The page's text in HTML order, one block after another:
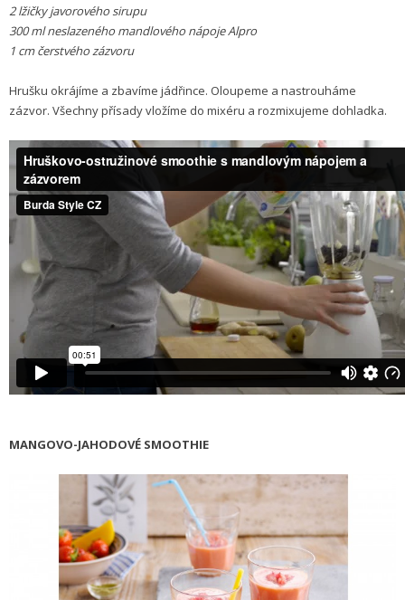
2 lžičky javorového sirupu
300 ml neslazeného mandlového nápoje Alpro
1 cm čerstvého zázvoru
Hrušku okrájíme a zbavíme jádřince. Oloupeme a nastrouháme
zázvor. Všechny přísady vložíme do mixéru a rozmixujeme dohladka.
MANGOVO-JAHODOVÉ SMOOTHIE